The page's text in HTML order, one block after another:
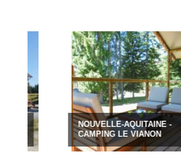
NOUVELLE-AQUITAINE -
CAMPING LE VIANON